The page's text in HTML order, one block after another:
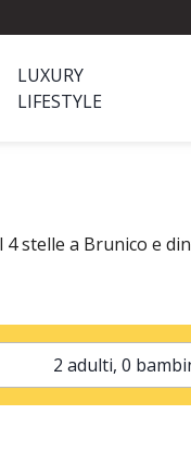
LUXURY
LIFESTYLE
a Brunico e